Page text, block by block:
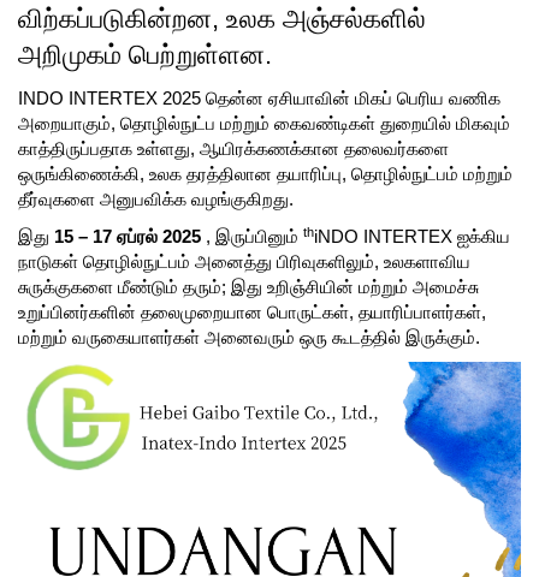
விற்கப்படுகின்றன, உலக அஞ்சல்களில்
அறிமுகம் பெற்றுள்ளன.
INDO INTERTEX 2025 தென்ன ஏசியாவின் மிகப் பெரிய வணிக
அறையாகும், தொழில்நுட்ப மற்றும் கைவண்டிகள் துறையில் மிகவும்
காத்திருப்பதாக உள்ளது, ஆயிரக்கணக்கான தலைவர்களை
ஒருங்கிணைக்கி, உலக தரத்திலான தயாரிப்பு, தொழில்நுட்பம் மற்றும்
தீர்வுகளை அனுபவிக்க வழங்குகிறது.
இது 15 – 17 ஏப்ரல் 2025 , இருப்பினும் thiNDO INTERTEX ஐக்கிய
நாடுகள் தொழில்நுட்பம் அனைத்து பிரிவுகளிலும், உலகளாவிய
சுருக்குகளை மீண்டும் தரும்; இது உறிஞ்சியின் மற்றும் அமைச்சு
உறுப்பினர்களின் தலைமுறையான பொருட்கள், தயாரிப்பாளர்கள்,
மற்றும் வருகையாளர்கள் அனைவரும் ஒரு கூடத்தில் இருக்கும்.